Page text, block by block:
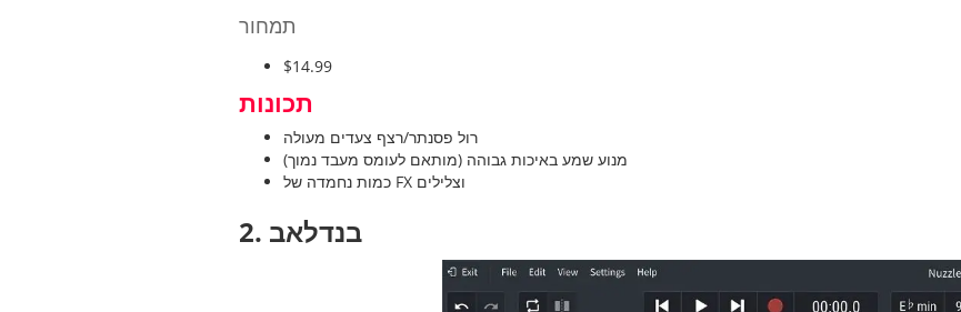
תמחור
$14.99
תכונות
רול פסנתר/רצף צעדים מעולה
מנוע שמע באיכות גבוהה (מותאם לעומס מעבד נמוך)
כמות נחמדה של FX וצלילים
2. בנדלאב